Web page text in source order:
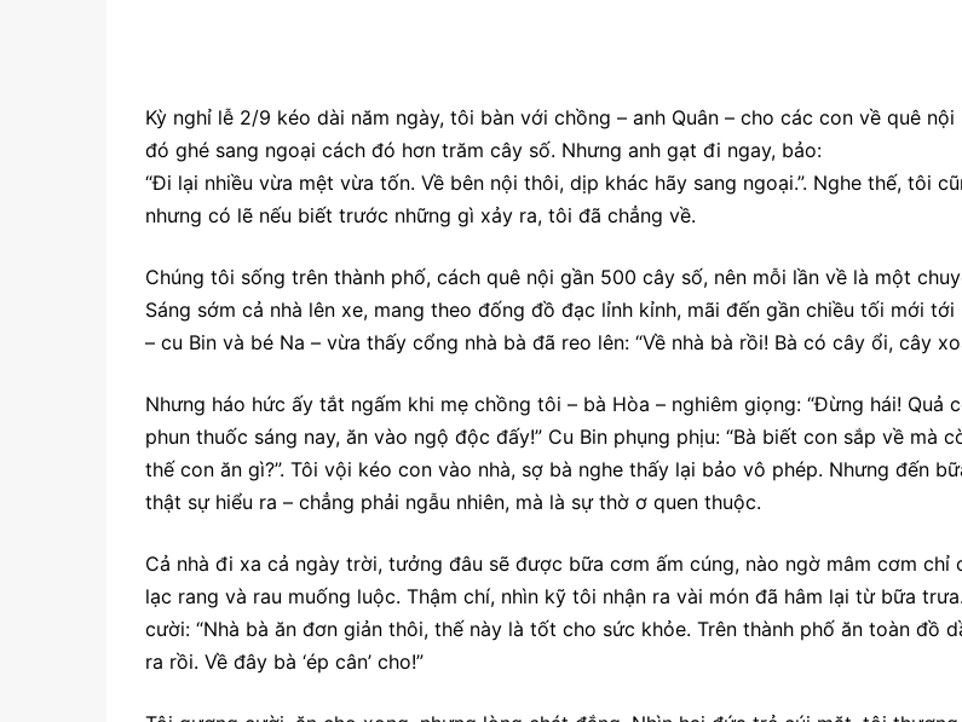
Kỳ nghỉ lễ 2/9 kéo dài năm ngày, tôi bàn với chồng – anh Quân – cho các con về quê nội
đó ghé sang ngoại cách đó hơn trăm cây số. Nhưng anh gạt đi ngay, bảo:
“Đi lại nhiều vừa mệt vừa tốn. Về bên nội thôi, dịp khác hãy sang ngoại.”. Nghe thế, tôi
nhưng có lẽ nếu biết trước những gì xảy ra, tôi đã chẳng về.
Chúng tôi sống trên thành phố, cách quê nội gần 500 cây số, nên mỗi lần về là một
Sáng sớm cả nhà lên xe, mang theo đống đồ đạc lỉnh kỉnh, mãi đến gần chiều tối mới tới
– cu Bin và bé Na – vừa thấy cổng nhà bà đã reo lên: “Về nhà bà rồi! Bà có cây ổi, cây
Nhưng háo hức ấy tắt ngấm khi mẹ chồng tôi – bà Hòa – nghiêm giọng: “Đừng hái! Quả
phun thuốc sáng nay, ăn vào ngộ độc đấy!” Cu Bin phụng phịu: “Bà biết con sắp về mà
thế con ăn gì?”. Tôi vội kéo con vào nhà, sợ bà nghe thấy lại bảo vô phép. Nhưng đến
thật sự hiểu ra – chẳng phải ngẫu nhiên, mà là sự thờ ơ quen thuộc.
Cả nhà đi xa cả ngày trời, tưởng đâu sẽ được bữa cơm ấm cúng, nào ngờ mâm cơm chỉ
lạc rang và rau muống luộc. Thậm chí, nhìn kỹ tôi nhận ra vài món đã hâm lại từ bữa
cười: “Nhà bà ăn đơn giản thôi, thế này là tốt cho sức khỏe. Trên thành phố ăn toàn đồ
ra rồi. Về đây bà ‘ép cân’ cho!”